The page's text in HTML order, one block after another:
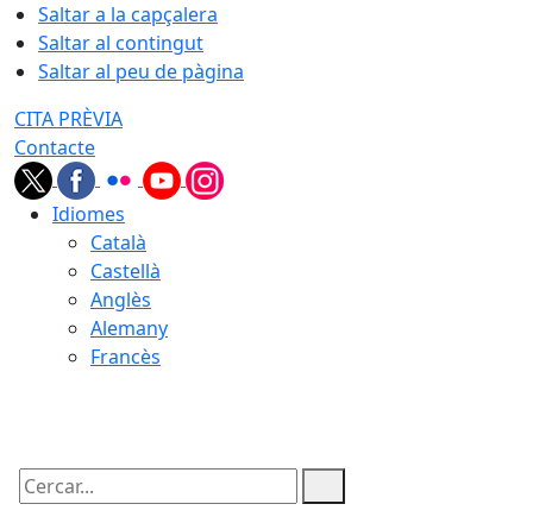
Saltar a la capçalera
Saltar al contingut
Saltar al peu de pàgina
CITA PRÈVIA
Contacte
Idiomes
Català
Castellà
Anglès
Alemany
Francès
Cercar: